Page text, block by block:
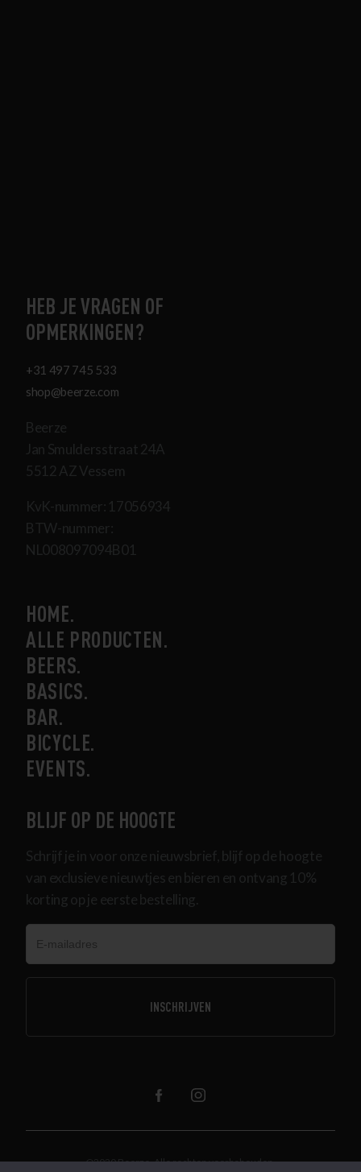
HEB JE VRAGEN OF
OPMERKINGEN?
+31 497 745 533
shop@beerze.com
Beerze
Jan Smuldersstraat 24A
5512 AZ Vessem
KvK-nummer: 17056934
BTW-nummer:
NL008097094B01
BLIJF OP DE HOOGTE
Schrijf je in voor onze nieuwsbrief, blijf op de hoogte
van exclusieve nieuwtjes en bieren en ontvang 10%
korting op je eerste bestelling.
HOME
ALLE PRODUCTEN
BEERS
BASICS
BAR
BICYCLE
EVENTS
@2020 Beerze. Alle rechten voorbehouden.